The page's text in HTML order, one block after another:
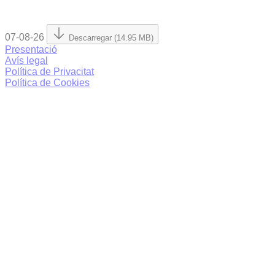
07-08-26 Descarregar (14.95 MB)
Presentació
Avís legal
Política de Privacitat
Política de Cookies